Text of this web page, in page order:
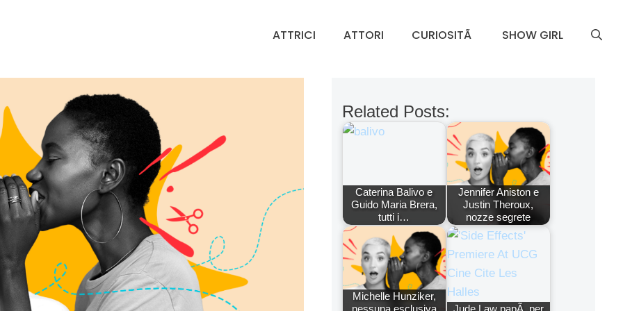
ATTRICI ATTORI CURIOSITÃ SHOW GIRL
Related Posts:
Caterina Balivo e
Guido Maria Brera,
tutti i…
Jennifer Aniston e
Justin Theroux,
nozze segrete
Michelle Hunziker,